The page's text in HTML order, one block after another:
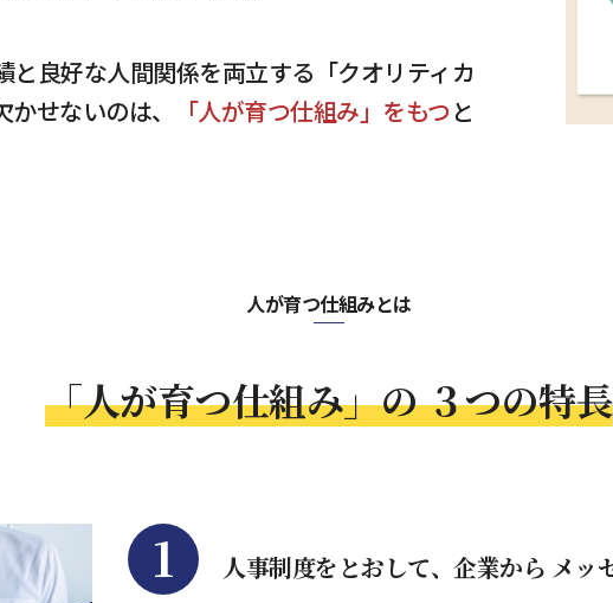
と良好な人間関係を両立する「クオリティカ
せないのは、
「人が育つ仕組み」をもつと
人が育つ仕組みとは
「人が育つ仕組み」の３つの特長
1 人事制度をとおして、企業から メッ